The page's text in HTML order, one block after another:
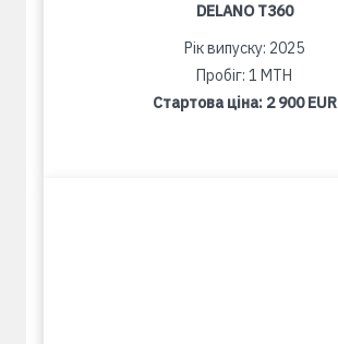
DELANO T360
Рік випуску: 2025
Пробіг: 1 MTH
Стартова ціна: 2 900 EUR